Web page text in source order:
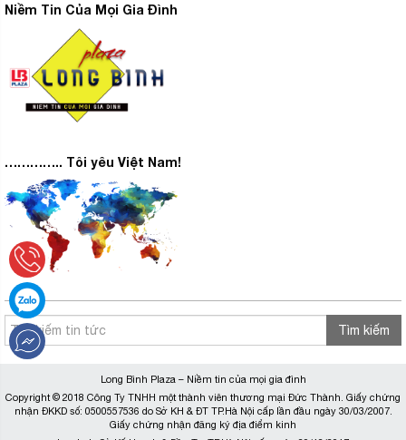
Niềm Tin Của Mọi Gia Đình
………….. Tôi yêu Việt Nam!
Tìm kiếm
Long Bình Plaza – Niềm tin của mọi gia đình
Copyright © 2018 Công Ty TNHH một thành viên thương mại Đức Thành. Giấy chứng
nhận ĐKKD số: 0500557536 do Sở KH & ĐT TP.Hà Nội cấp lần đầu ngày 30/03/2007.
Giấy chứng nhận đăng ký địa điểm kinh